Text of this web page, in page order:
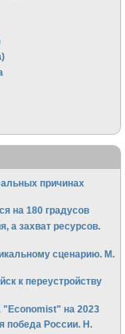
причинах
на 180 градусов
а захват ресурсов.
сценарию. М.
к переустройству
на 2023
победа России. Н.